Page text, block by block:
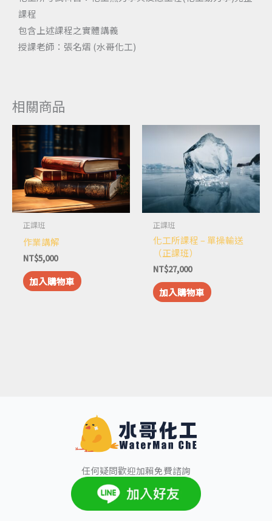
課程
包含上述課程之實體講義
授課老師：張名熠 (水哥化工)
相關商品
正課班
作業講解
NT$5,000
加入購物車
正課班
化工所課程 – 單操輸送
（正課班）
NT$27,000
加入購物車
任何疑問歡迎加賴免費諮詢